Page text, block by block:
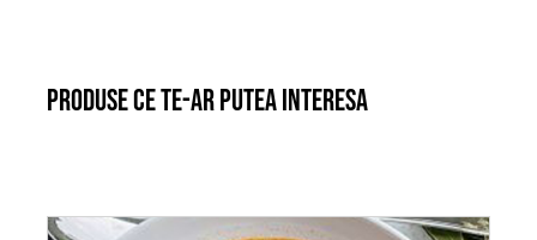
Produse ce te-ar putea interesa